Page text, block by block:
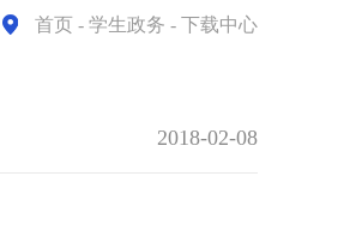
首页 - 学生政务 - 下载中心
2018-02-08